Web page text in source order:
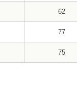
62
77
75